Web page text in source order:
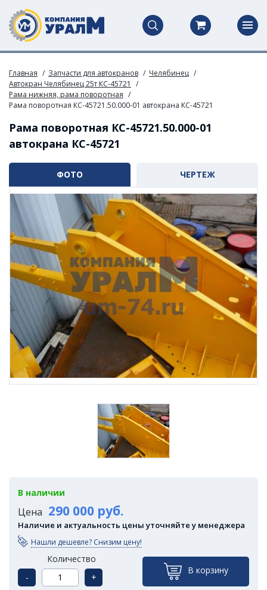
Главная Запчасти для автокранов
Челябинец
Автокран Челябинец 25т КС-45721
Рама нижняя, рама поворотная
Рама поворотная КС-45721.50.000-01 автокрана КС-45721
Рама поворотная КС-45721.50.000-01
автокрана КС-45721
ФОТО ЧЕРТЕЖ
В наличии
Цена 290 000 руб.
Наличие и актуальность цены уточняйте у менеджера
Нашли дешевле? Снизим цену!
Количество
-
+
В корзину